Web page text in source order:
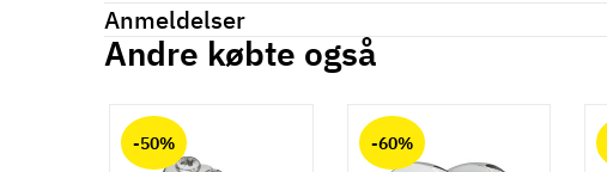
Produktinformation
Zinklegering
Tilstand Ny
Anmeldelser
Andre købte også
-50% -60%